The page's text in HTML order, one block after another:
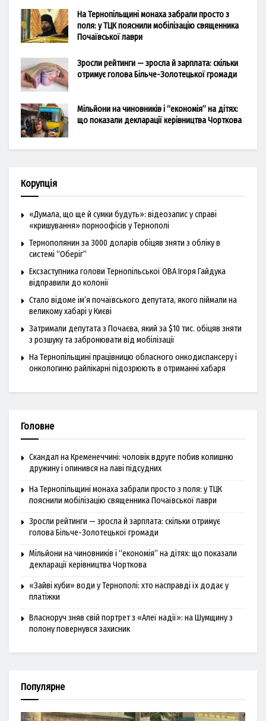
На Тернопільщині монаха забрали просто з
поля: у ТЦК пояснили мобілізацію священника
Почаївської лаври
Зросли рейтинги — зросла й зарплата: скільки
отримує голова Більче-Золотецької громади
Мільйони на чиновників і “економія” на дітях:
що показали декларації керівництва Чорткова
Корупція
«Думала, що ще й сумки будуть»: відеозапис у справі
«кришування» порноофісів у Тернополі
Тернополянин за 3000 доларів обіцяв зняти з обліку в
системі “Оберіг”
Ексзаступника голови Тернопільської ОВА Ігоря Гайдука
відправили до колонії
Стало відоме ім’я почаївського депутата, якого піймали на
великому хабарі у Києві
Затримали депутата з Почаєва, який за $10 тис. обіцяв зняти
з розшуку та забронювати від мобілізації
На Тернопільщині працівницю обласного онкодиспансеру і
онкологиню райлікарні підозрюють в отриманні хабаря
Головне
Скандал на Кременеччині: чоловік вдруге побив колишню
дружину і опинився на лаві підсудних
На Тернопільщині монаха забрали просто з поля: у ТЦК
пояснили мобілізацію священника Почаївської лаври
Зросли рейтинги — зросла й зарплата: скільки отримує
голова Більче-Золотецької громади
Мільйони на чиновників і “економія” на дітях: що показали
декларації керівництва Чорткова
«Зайві куби» води у Тернополі: хто насправді їх додає у
платіжки
Власноруч зняв свій портрет з «Алеї надії»: на Шумщину з
полону повернувся захисник
Популярне